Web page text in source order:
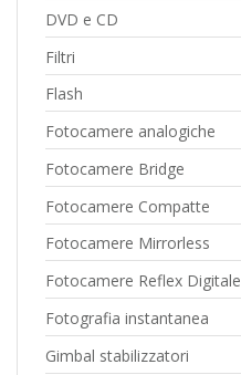
DVD e CD
Filtri
Flash
Fotocamere analogiche
Fotocamere Bridge
Fotocamere Compatte
Fotocamere Mirrorless
Fotocamere Reflex Digitale
Fotografia instantanea
Gimbal stabilizzatori